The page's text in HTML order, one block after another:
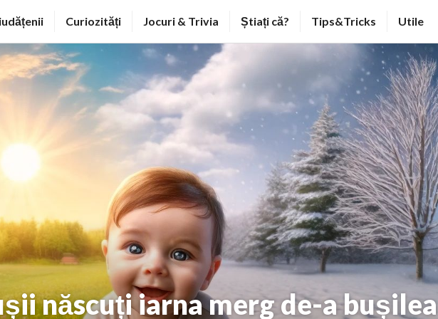
Curiozități Jocuri & Trivia Știați că? Tips&Tricks Utile
născuți iarna merg de-a bușilea